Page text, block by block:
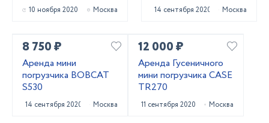
10 ноября 2020 Москва 14 сентября 2020 Москва
8 750 ₽
Аренда мини
погрузчика BOBCAT
S530
14 сентября 2020 Москва
12 000 ₽
Аренда Гусеничного
мини погрузчика CASE
TR270
11 сентября 2020 Москва